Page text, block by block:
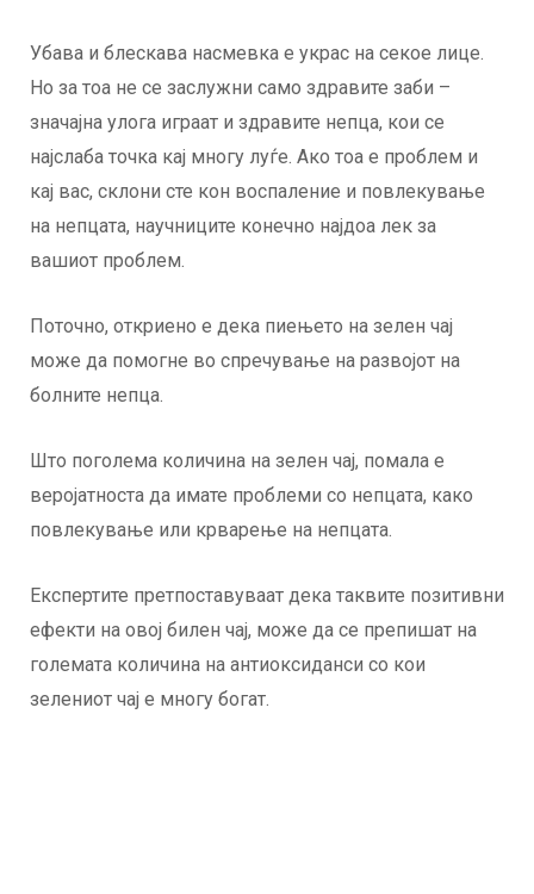
Убава и блескава насмевка е украс на секое лице.
Но за тоа не се заслужни само здравите заби –
значајна улога играат и здравите непца, кои се
најслаба точка кај многу луѓе. Ако тоа е проблем и
кај вас, склони сте кон воспаление и повлекување
на непцата, научниците конечно најдоа лек за
вашиот проблем.
Поточно, откриено е дека пиењето на зелен чај
може да помогне во спречување на развојот на
болните непца.
Што поголема количина на зелен чај, помала е
веројатноста да имате проблеми со непцата, како
повлекување или крварење на непцата.
Експертите претпоставуваат дека таквите позитивни
ефекти на овој билен чај, може да се препишат на
големата количина на антиоксиданси со кои
зелениот чај е многу богат.